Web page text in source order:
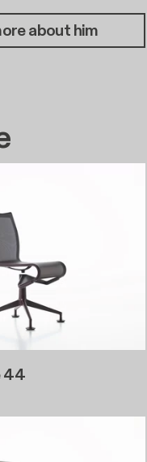
about him
44